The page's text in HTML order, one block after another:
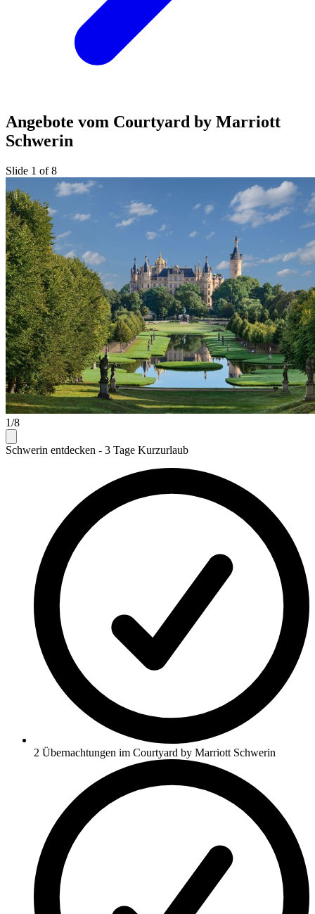
Angebote vom Courtyard by Marriott
Schwerin
Slide 1 of 8
1/8
Schwerin entdecken - 3 Tage Kurzurlaub
2 Übernachtungen im Courtyard by Marriott Schwerin